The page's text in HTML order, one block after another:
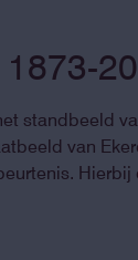
standbeeld
van
Hierbij